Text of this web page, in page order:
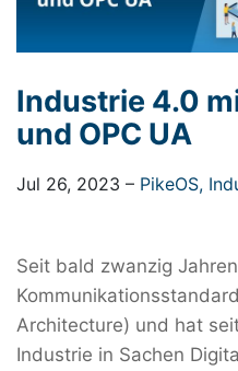
Industrie 4.0
und OPC UA
Jul 26, 2023 – PikeOS,
Seit bald zwanzig
Architecture) und hat
Industrie in Sachen